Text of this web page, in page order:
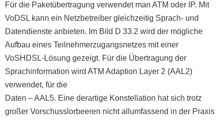
Für die Paketübertragung verwendet man ATM oder IP. Mit
VoDSL kann ein Netzbetreiber gleichzeitig Sprach- und
Datendienste anbieten. Im Bild D 33.2 wird der mögliche
Aufbau eines Teilnehmerzugangsnetzes mit einer
VoSHDSL-Lösung gezeigt. Für die Übertragung der
Sprachinformation wird ATM Adaption Layer 2 (AAL2)
verwendet, für die
Daten – AAL5. Eine derartige Konstellation hat sich trotz
großer Vorschusslorbeeren nicht allumfassend in der Praxis